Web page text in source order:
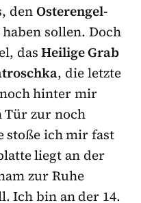
denOsterengel-
sollen. Doch
dasHeilige Grab
, die letzte
hinter mir
Tür zur noch
stoße ich mir fast
liegt an der
zur Ruhe
Ich bin an der 14.